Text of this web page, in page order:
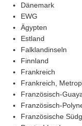
Dänemark
EWG
Ägypten
Estland
Falklandinseln
Finnland
Frankreich
Frankreich,
Französisch-
Französisch-
Französische